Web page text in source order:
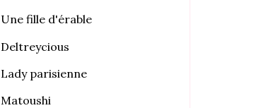
Une fille d'érable
Deltreycious
Lady parisienne
Matoushi